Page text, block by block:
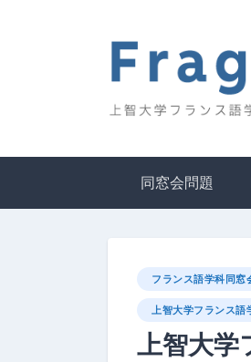
同窓会問題
フランス語学科同窓
上智大学フランス語
上智大学